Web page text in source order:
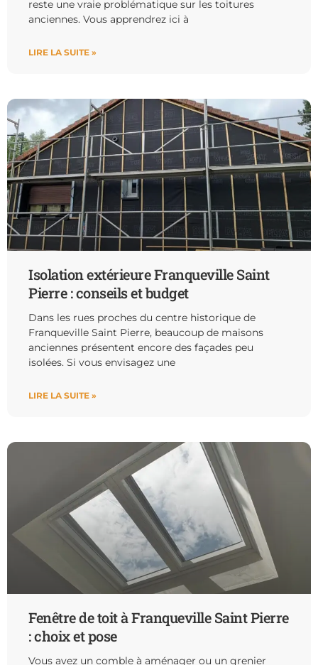
reste une vraie problématique sur les toitures
anciennes. Vous apprendrez ici à
LIRE LA SUITE »
Isolation extérieure Franqueville Saint
Pierre : conseils et budget
Dans les rues proches du centre historique de
Franqueville Saint Pierre, beaucoup de maisons
anciennes présentent encore des façades peu
isolées. Si vous envisagez une
LIRE LA SUITE »
Fenêtre de toit à Franqueville Saint Pierre
: choix et pose
Vous avez un comble à aménager ou un grenier